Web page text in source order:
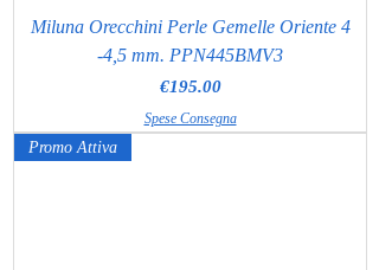
Miluna Orecchini Perle Gemelle Oriente 4
-4,5 mm. PPN445BMV3
Price
€195.00
Spese Consegna
Promo Attiva